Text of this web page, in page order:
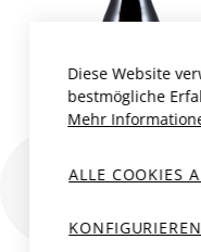
4 ELÉMENTS
BRUT AC
Diese Website
bestmögliche
Mehr
ALLE COOKIES
KONFIGURIEREN